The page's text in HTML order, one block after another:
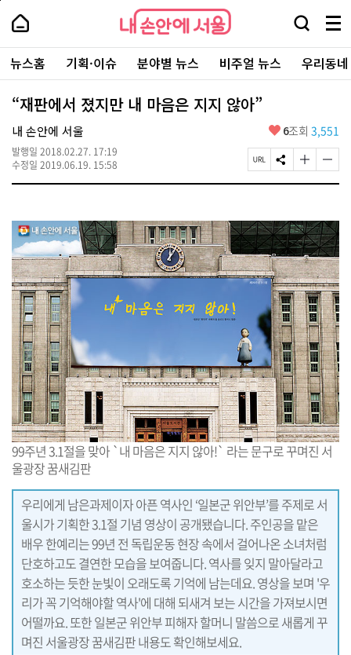
본
로
가
내
손
안
에
서
울
-
서
울
시
대
표
소
털
내
손
에
울
검
창
열
기
메
뉴
전
체
보
주
요
서
뉴스홈 기획·이슈 분야별 뉴스 비주얼 뉴스 우리동
“재판에서 졌지만 내 마음은 지지 않아”
내 손안에 서울
발행일 2018.02.27. 17:19
수정일 2019.06.19. 15:58
좋
요
6조회 3,551
페
이
R
L
복
사
S
N
유
하
기
글
자
크
게
변
경
하
기
글
자
작
게
변
경
하
기
99주년 3.1절을 맞아 `내 마음은 지지 않아!` 라는 문구로 꾸며진 서
울광장 꿈새김판
우리에게 남은과제이자 아픈 역사인 ‘일본군 위안부’를 주제로 서
울시가 기획한 3.1절 기념 영상이 공개됐습니다. 주인공을 맡은
배우 한예리는 99년 전 독립운동 현장 속에서 걸어나온 소녀처럼
단호하고도 결연한 모습을 보여줍니다. 역사를 잊지 말아달라고
호소하는 듯한 눈빛이 오래도록 기억에 남는데요. 영상을 보며 '우
리가 꼭 기억해야할 역사'에 대해 되새겨 보는 시간을 가져보시면
어떨까요. 또한 일본군 위안부 피해자 할머니 말씀으로 새롭게 꾸
며진 서울광장 꿈새김판 내용도 확인해보세요.
페
상
단
로